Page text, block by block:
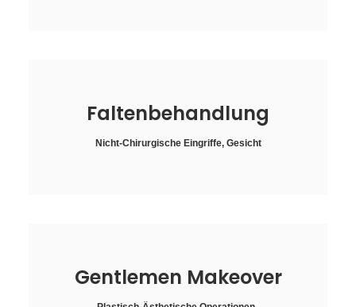
Faltenbehandlung
Nicht-Chirurgische Eingriffe, Gesicht
Gentlemen Makeover